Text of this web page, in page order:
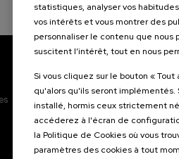
Contact
20007 Donostia /
statistiques, analyser vos
vos intérêts et vous montrer des
personnaliser le contenu que nous
suscitent l’intérêt, tout en nous
Si vous cliquez sur le bouton «
qu'alors qu'ils seront implémentés.
installé, hormis ceux strictement
accéderez à l'écran de
la Politique de Cookies où vous
paramètres des cookies à tout